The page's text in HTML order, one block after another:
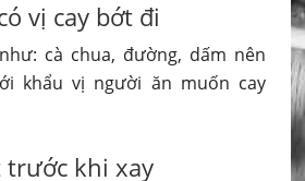
vị cay bớt đi
cà chua, đường, dấm nên
khẩu vị người ăn muốn cay
trước khi xay